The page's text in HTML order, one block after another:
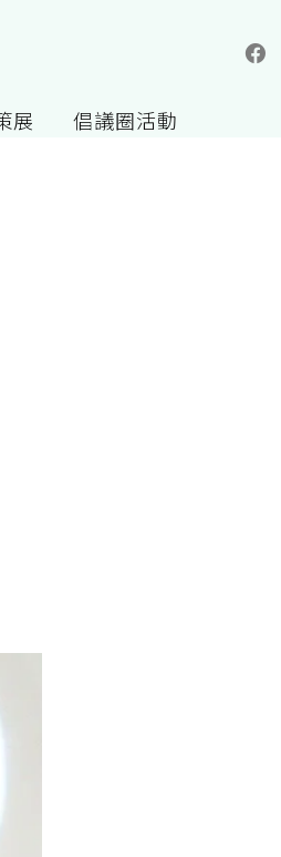
展 倡議圈活動